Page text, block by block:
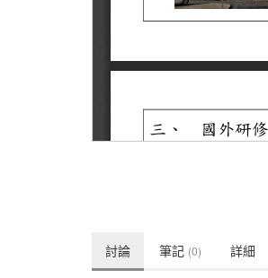
討論 筆記 (0) 詳細